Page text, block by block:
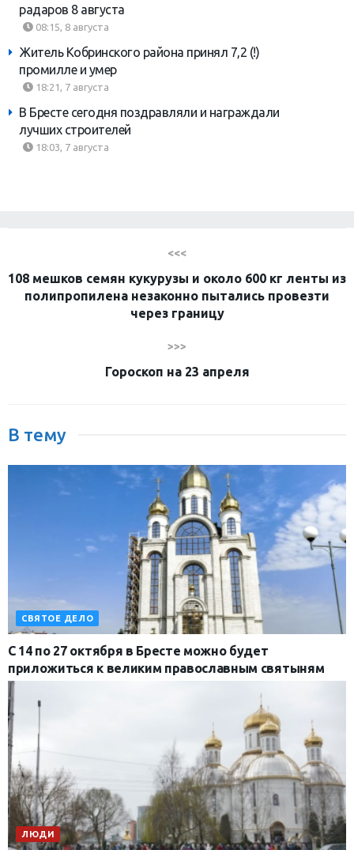
радаров 8 августа
08:15, 8 августа
Житель Кобринского района принял 7,2 (!)
промилле и умер
18:21, 7 августа
В Бресте сегодня поздравляли и награждали
лучших строителей
18:03, 7 августа
<<<
108 мешков семян кукурузы и около 600 кг ленты из
полипропилена незаконно пытались провезти
через границу
>>>
Гороскоп на 23 апреля
В тему
СВЯТОЕ ДЕЛО
С 14 по 27 октября в Бресте можно будет
приложиться к великим православным святыням
ЛЮДИ